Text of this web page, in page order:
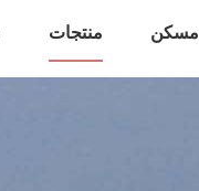
مسكن منتجات